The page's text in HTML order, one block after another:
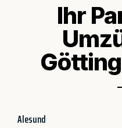
Ihr
Alesund